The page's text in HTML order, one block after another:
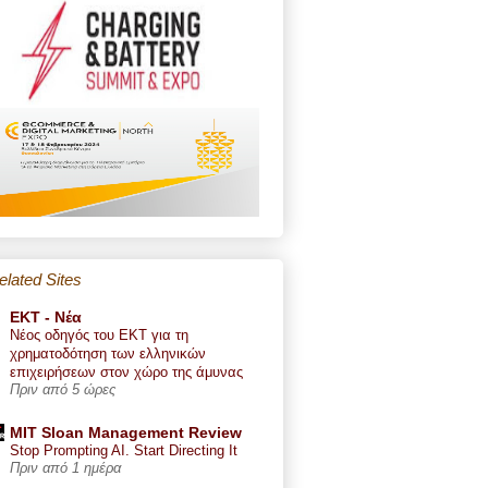
Sites
ΕΚΤ - Nέα
Νέος οδηγός του ΕΚΤ για τη
χρηματοδότηση των ελληνικών
επιχειρήσεων στον χώρο της άμυνας
Πριν από 5 ώρες
MIT Sloan Management Review
Stop Prompting AI. Start Directing It
Πριν από 1 ημέρα